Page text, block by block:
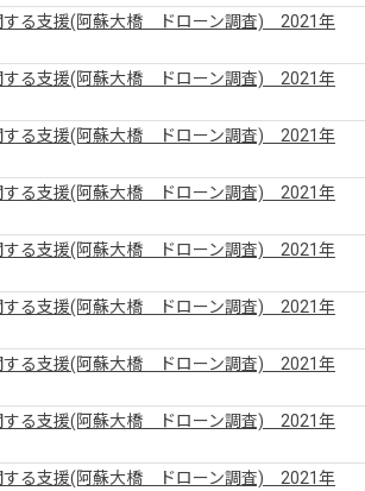
する支援(阿蘇大橋 ドローン調査) 2021年
する支援(阿蘇大橋 ドローン調査) 2021年
する支援(阿蘇大橋 ドローン調査) 2021年
する支援(阿蘇大橋 ドローン調査) 2021年
する支援(阿蘇大橋 ドローン調査) 2021年
する支援(阿蘇大橋 ドローン調査) 2021年
する支援(阿蘇大橋 ドローン調査) 2021年
する支援(阿蘇大橋 ドローン調査) 2021年
する支援(阿蘇大橋 ドローン調査) 2021年